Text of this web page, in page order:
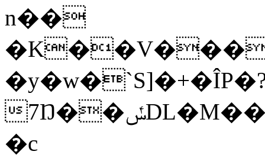
n��
7Ŋ��ݽDL�M��B�Nc�[m88�q;��N�f.���x�}
�c